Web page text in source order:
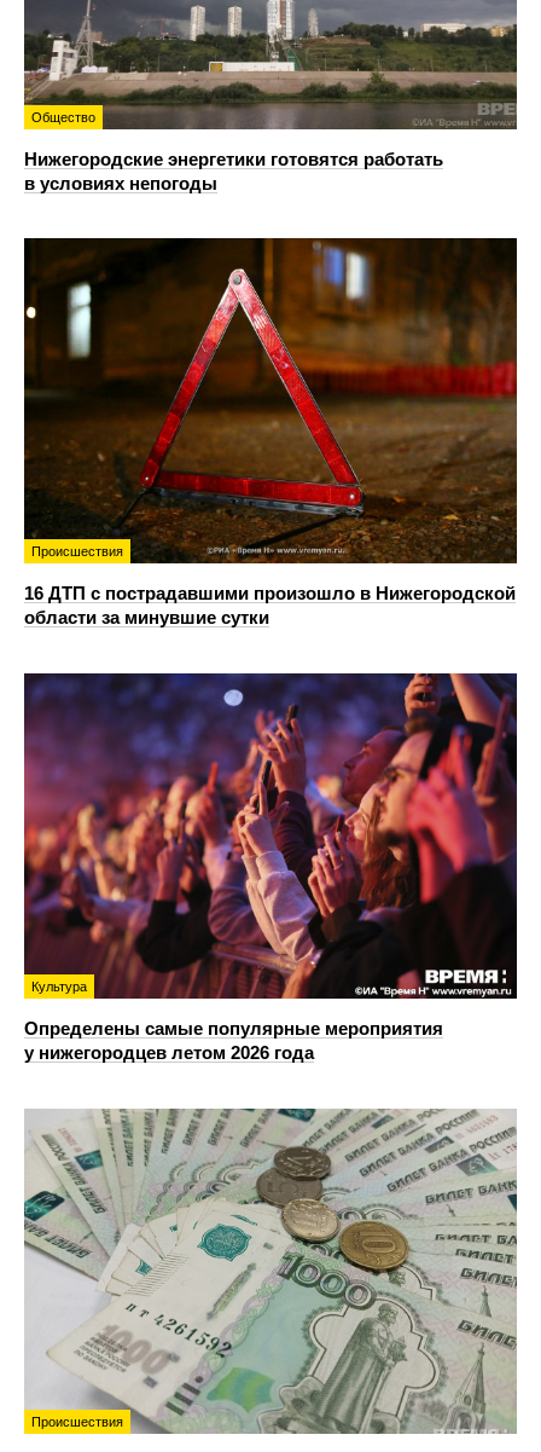
Общество
Нижегородские энергетики готовятся работать
в условиях непогоды
Происшествия
16 ДТП с пострадавшими произошло в Нижегородской
области за минувшие сутки
Культура
Определены самые популярные мероприятия
у нижегородцев летом 2026 года
Происшествия